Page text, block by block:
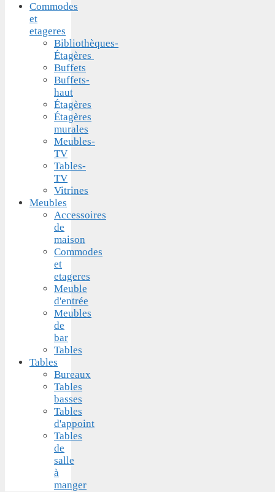
Commodes
et
etageres
Bibliothèques-
Étagères
Buffets
Buffets-
haut
Étagères
Étagères
murales
Meubles-
TV
Tables-
TV
Vitrines
Meubles
Accessoires
de
maison
Commodes
et
etageres
Meuble
d'entrée
Meubles
de
bar
Tables
Tables
Bureaux
Tables
basses
Tables
d'appoint
Tables
de
salle
à
manger